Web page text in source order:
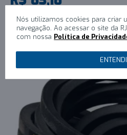
1x R$83,18 sem juros
Nós utilizamos cookies para criar
navegação. Ao acessar o site da
com nossa Política de